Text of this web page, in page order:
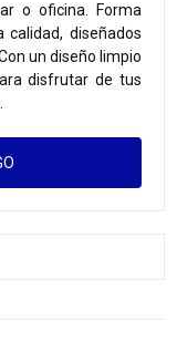
o oficina. Forma
diseñados
un diseño limpio
disfrutar de tus